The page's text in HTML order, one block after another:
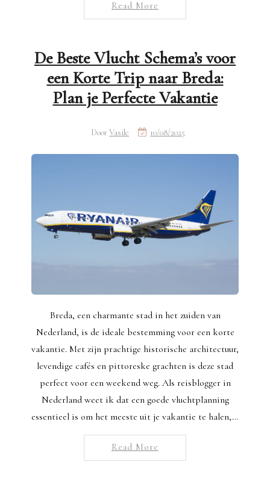
Read More
De Beste Vlucht Schema’s voor
een Korte Trip naar Breda:
Plan je Perfecte Vakantie
DoorVasile 10/08/2025
Breda, een charmante stad in het zuiden van
Nederland, is de ideale bestemming voor een korte
vakantie. Met zijn prachtige historische architectuur,
levendige cafés en pittoreske grachten is deze stad
perfect voor een weekend weg. Als reisblogger in
Nederland weet ik dat een goede vluchtplanning
essentieel is om het meeste uit je vakantie te halen,…
Read More